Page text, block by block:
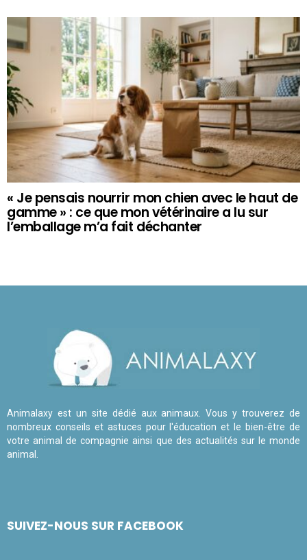
« Je pensais nourrir mon chien avec le haut de
gamme » : ce que mon vétérinaire a lu sur
l’emballage m’a fait déchanter
Animalaxy est un site dédié aux animaux. Vous y trouverez de
nombreux conseils et astuces pour l'éducation et le bien-être de
votre animal de compagnie ainsi que des actualités sur le monde
animal.
SUIVEZ-NOUS SUR FACEBOOK